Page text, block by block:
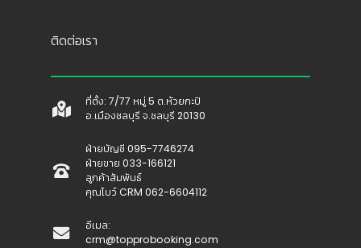
ติดต่อเรา
ที่ตั้ง: 7/77 หมู่ 5 ต.ห้วยกะปิ
อ.เมืองชลบุรี จ.ชลบุรี 20130
ฝ่ายบัญชี 095-7746274
ฝ่ายขาย 033-166121
ลูกค้าสัมพันธ์
คุณโบว์ CRM 062-6604112
อีเมล:
crm@topprobooking.com